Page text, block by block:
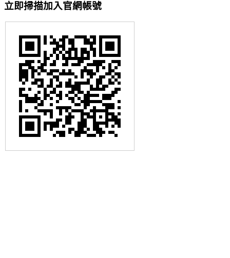
立即掃描加入官網帳號